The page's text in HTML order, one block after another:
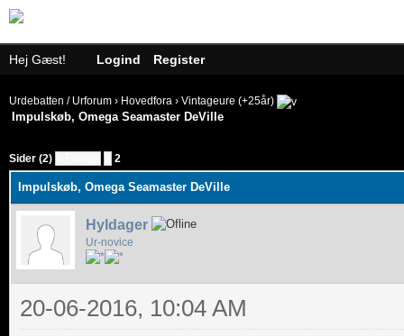
Hej Gæst! Logind Register
Urdebatten / Urforum › Hovedfora › Vintageure (+25år)
Impulskøb, Omega Seamaster DeVille
Sider (2) 2
Impulskøb, Omega Seamaster DeVille
Hyldager
Ur-novice
20-06-2016, 10:04 AM